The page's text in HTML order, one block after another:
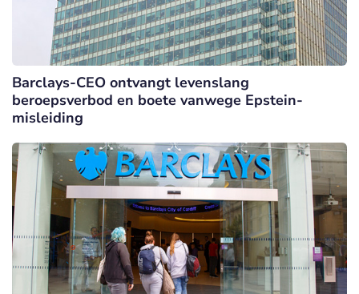
Barclays-CEO ontvangt levenslang
beroepsverbod en boete vanwege Epstein-
misleiding